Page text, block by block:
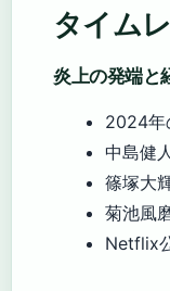
タイム
炎上の発端と
2024年
中島健
篠塚大
菊池風
Netflix